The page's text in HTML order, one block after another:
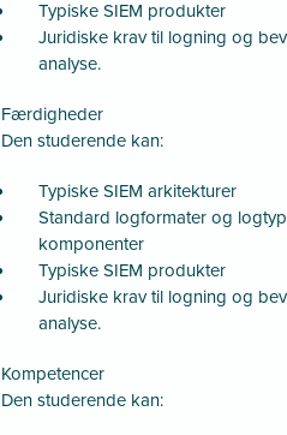
Typiske SIEM produkter
Juridiske krav til logning og
analyse.
Færdigheder
Den studerende kan:
Typiske SIEM arkitekturer
Standard logformater og
komponenter
Typiske SIEM produkter
Juridiske krav til logning og
analyse.
Kompetencer
Den studerende kan: